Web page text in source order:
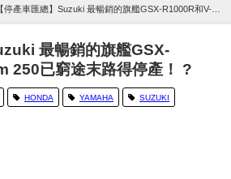
【停產車匯總】Suzuki 最暢銷的旗艦GSX-R1000R和V-
最暢銷的旗艦GSX-
250已窮途末路得停產！ ?
HONDA YAMAHA SUZUKI